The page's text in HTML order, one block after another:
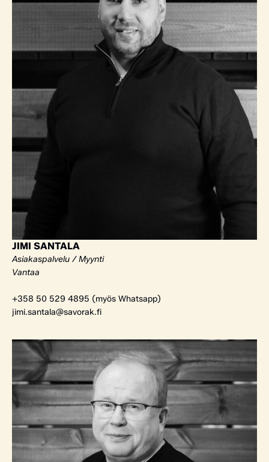
JIMI SANTALA
Asiakaspalvelu / Myynti
Vantaa
+358 50 529 4895 (myös Whatsapp)
jimi.santala@savorak.fi